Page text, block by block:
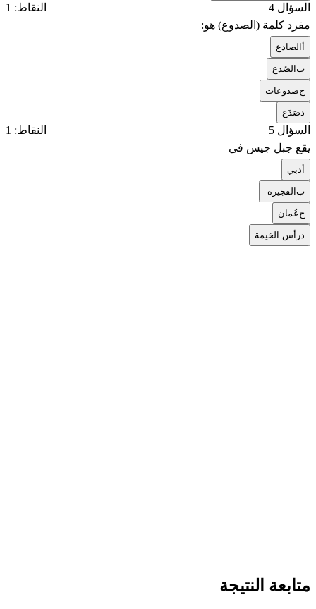
السؤال 4
النقاط: 1
مفرد كلمة (الصدوع) هو:
الصادع
بالصّدع
جصدوعات
صَدَع
السؤال 5
النقاط: 1
يقع جبل جيس في
دبي
بالفجيرة
جعُمان
رأس الخيمة
متابعة النتيجة